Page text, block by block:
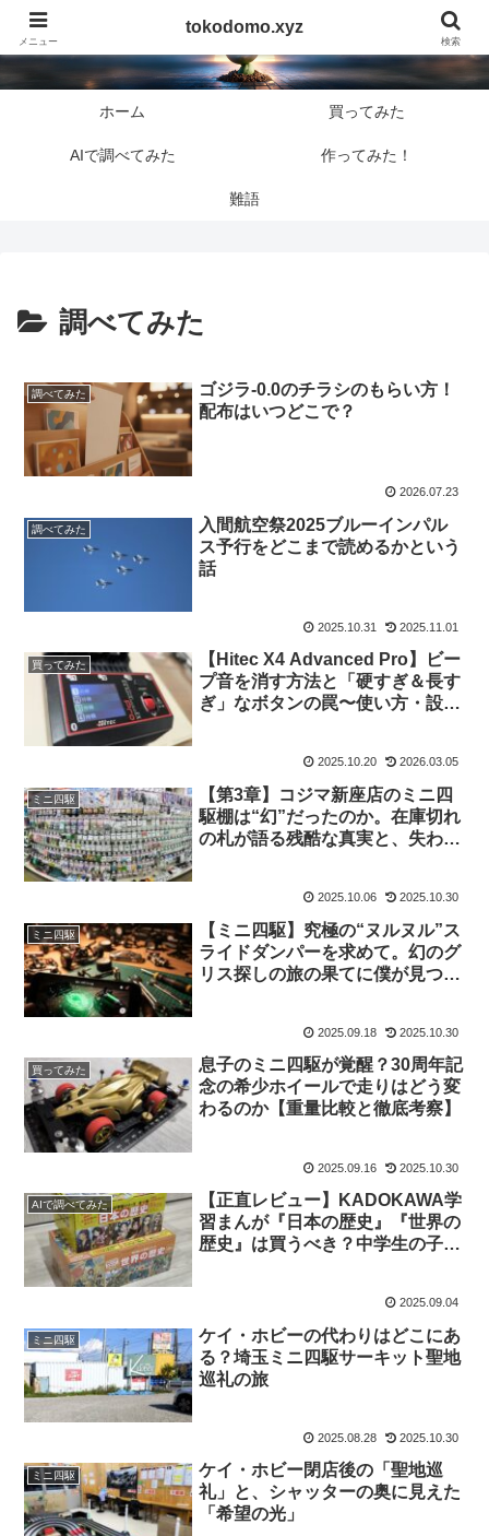
tokodomo.xyz
ホーム 買ってみた
AIで調べてみた 作ってみた！
難語
調べてみた
調べてみた
ゴジラ-0.0のチラシのもらい方！
配布はいつどこで？
2026.07.23
調べてみた
入間航空祭2025ブルーインパル
ス予行をどこまで読めるかという
話
2025.10.31 2025.11.01
買ってみた
【Hitec X4 Advanced Pro】ビー
プ音を消す方法と「硬すぎ＆長す
ぎ」なボタンの罠〜使い方・設定
2025.10.20 2026.03.05
ミニ四駆
【第3章】コジマ新座店のミニ四
駆棚は“幻”だったのか。在庫切れ
の札が語る残酷な真実と、失われ
2025.10.06 2025.10.30
ミニ四駆
【ミニ四駆】究極の“ヌルヌル”ス
ライドダンパーを求めて。幻のグ
リス探しの旅の果てに僕が見つけ
2025.09.18 2025.10.30
買ってみた
息子のミニ四駆が覚醒？30周年記
念の希少ホイールで走りはどう変
わるのか【重量比較と徹底考察】
2025.09.16 2025.10.30
AIで調べてみた
【正直レビュー】KADOKAWA学
習まんが『日本の歴史』『世界の
歴史』は買うべき？中学生の子供
2025.09.04
ミニ四駆
ケイ・ホビーの代わりはどこにあ
る？埼玉ミニ四駆サーキット聖地
巡礼の旅
2025.08.28 2025.10.30
ミニ四駆
ケイ・ホビー閉店後の「聖地巡
礼」と、シャッターの奥に見えた
「希望の光」
メニュー
tokodomo.xyz
検索